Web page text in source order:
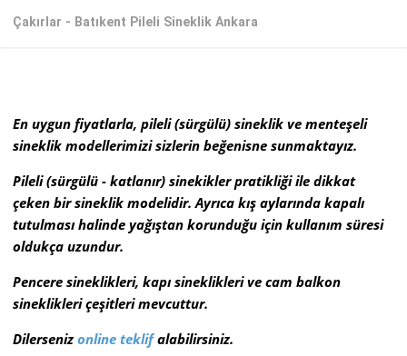
Çakırlar - Batıkent Pileli Sineklik Ankara
En uygun fiyatlarla, pileli (sürgülü) sineklik ve menteşeli
sineklik modellerimizi sizlerin beğenisne sunmaktayız.
Pileli (sürgülü - katlanır) sinekikler pratikliği ile dikkat
çeken bir sineklik modelidir. Ayrıca kış aylarında kapalı
tutulması halinde yağıştan korunduğu için kullanım süresi
oldukça uzundur.
Pencere sineklikleri, kapı sineklikleri ve cam balkon
sineklikleri çeşitleri mevcuttur.
Dilerseniz online teklif alabilirsiniz.